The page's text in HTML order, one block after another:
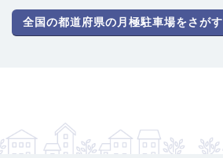
全国の都道府県の月極駐車場をさがす